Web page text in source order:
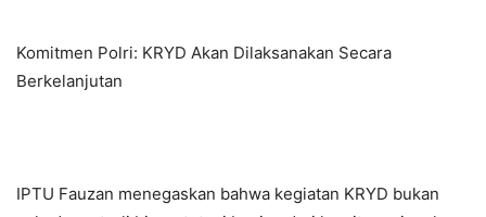
Komitmen Polri: KRYD Akan Dilaksanakan Secara
Berkelanjutan
IPTU Fauzan menegaskan bahwa kegiatan KRYD bukan